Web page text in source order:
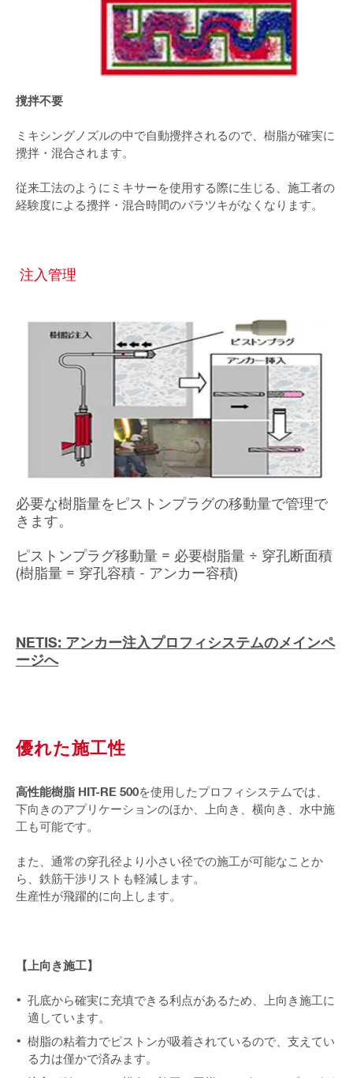
撹拌不要
ミキシングノズルの中で自動攪拌されるので、樹脂が確実に
攪拌・混合されます。
従来工法のようにミキサーを使用する際に生じる、施工者の
経験度による攪拌・混合時間のバラツキがなくなります。
注入管理
必要な樹脂量をピストンプラグの移動量で管理で
きます。
ピストンプラグ移動量 = 必要樹脂量 ÷ 穿孔断面積
(樹脂量 = 穿孔容積 - アンカー容積)
NETIS: アンカー注入プロフィシステムのメインペ
ージへ
優れた施工性
高性能樹脂 HIT-RE 500を使用したプロフィシステムでは、
下向きのアプリケーションのほか、上向き、横向き、水中施
工も可能です。
また、通常の穿孔径より小さい径での施工が可能なことか
ら、鉄筋干渉リストも軽減します。
生産性が飛躍的に向上します。
【上向き施工】
孔底から確実に充填できる利点があるため、上向き施工に
適しています。
樹脂の粘着力でピストンが吸着されているので、支えてい
る力は僅かで済みます。